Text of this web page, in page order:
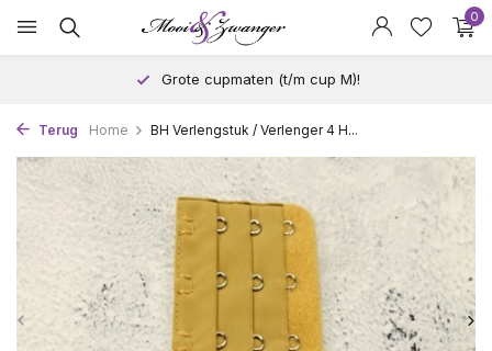
0
Grote cupmaten (t/m cup M)!
Terug Home BH Verlengstuk / Verlenger 4 H...